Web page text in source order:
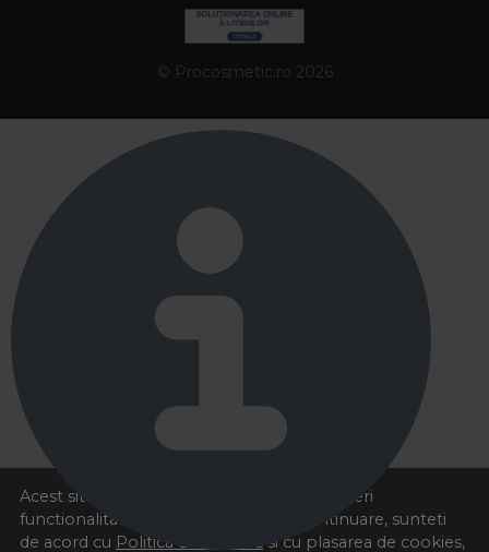
Acest site foloseste cookies pentru a va oferi
functionalitatea dorita. Navigand in continuare, sunteti
de acord cu Politica de cookies si cu plasarea de cookies,
© Procosmetic.ro 2026